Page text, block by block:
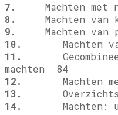
7.
Machten met
8.
Machten van
9.
Machten van
10.
Machten
11.
machten 84
12.
Machten met
13.
14.
Machten: